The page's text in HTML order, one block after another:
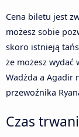
Cena biletu jest
możesz sobie
skoro istnieją
że możesz wydać
Wadżda a Agadir
przewoźnika
Czas